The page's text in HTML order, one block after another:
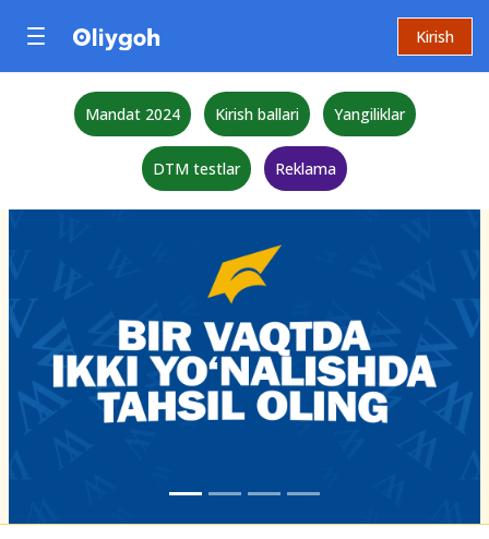
Kirish
Mandat 2024 Kirish ballari Yangiliklar
DTM testlar Reklama